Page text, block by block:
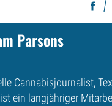
Parsons
Cannabisjournalist,
ein langjähriger